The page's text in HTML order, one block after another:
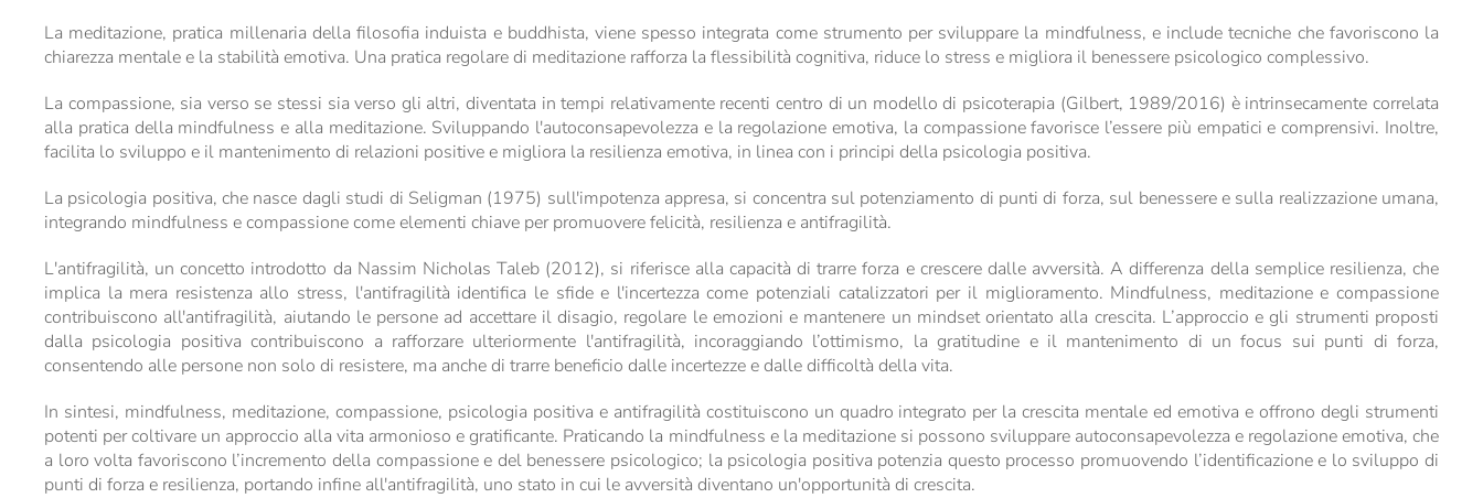
La meditazione, pratica millenaria della filosofia induista e buddhista, viene spesso integrata come strumento per sviluppare la mindfulness, e include tecniche che favoriscono la
chiarezza mentale e la stabilità emotiva. Una pratica regolare di meditazione rafforza la flessibilità cognitiva, riduce lo stress e migliora il benessere psicologico complessivo.
La compassione, sia verso se stessi sia verso gli altri, diventata in tempi relativamente recenti centro di un modello di psicoterapia (Gilbert, 1989/2016) è intrinsecamente correlata
alla pratica della mindfulness e alla meditazione. Sviluppando l'autoconsapevolezza e la regolazione emotiva, la compassione favorisce l’essere più empatici e comprensivi. Inoltre,
facilita lo sviluppo e il mantenimento di relazioni positive e migliora la resilienza emotiva, in linea con i principi della psicologia positiva.
La psicologia positiva, che nasce dagli studi di Seligman (1975) sull'impotenza appresa, si concentra sul potenziamento di punti di forza, sul benessere e sulla realizzazione umana,
integrando mindfulness e compassione come elementi chiave per promuovere felicità, resilienza e antifragilità.
L'antifragilità, un concetto introdotto da Nassim Nicholas Taleb (2012), si riferisce alla capacità di trarre forza e crescere dalle avversità. A differenza della semplice resilienza, che
implica la mera resistenza allo stress, l'antifragilità identifica le sfide e l'incertezza come potenziali catalizzatori per il miglioramento. Mindfulness, meditazione e compassione
contribuiscono all'antifragilità, aiutando le persone ad accettare il disagio, regolare le emozioni e mantenere un mindset orientato alla crescita. L’approccio e gli strumenti proposti
dalla psicologia positiva contribuiscono a rafforzare ulteriormente l'antifragilità, incoraggiando l’ottimismo, la gratitudine e il mantenimento di un focus sui punti di forza,
consentendo alle persone non solo di resistere, ma anche di trarre beneficio dalle incertezze e dalle difficoltà della vita.
In sintesi, mindfulness, meditazione, compassione, psicologia positiva e antifragilità costituiscono un quadro integrato per la crescita mentale ed emotiva e offrono degli strumenti
potenti per coltivare un approccio alla vita armonioso e gratificante. Praticando la mindfulness e la meditazione si possono sviluppare autoconsapevolezza e regolazione emotiva, che
a loro volta favoriscono l’incremento della compassione e del benessere psicologico; la psicologia positiva potenzia questo processo promuovendo l’identificazione e lo sviluppo di
punti di forza e resilienza, portando infine all'antifragilità, uno stato in cui le avversità diventano un'opportunità di crescita.